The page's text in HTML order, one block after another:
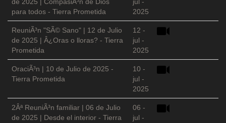
para todos - Tierra Prometida
2025
ReuniÃ³n "SÃ© Sano" | 12 de Julio
de 2025 | Â¿Oras o lloras? - Tierra
Prometida
12 -
jul -
2025
OraciÃ³n | 10 de Julio de 2025 -
Tierra Prometida
10 -
jul -
2025
2Âª ReuniÃ³n familiar | 06 de Julio
de 2025 | Desde el interior - Tierra
06 -
jul -